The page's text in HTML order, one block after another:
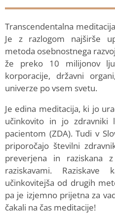
Transcendentalna
Je z razlogom najširše
metoda osebnostnega
že preko 10 milijonov
korporacije, državni
univerze po vsem svetu.
Je edina meditacija, ki jo
učinkovito in jo zdravniki
pacientom (ZDA). Tudi v
priporočajo številni
preverjena in raziskana
raziskavami.
učinkovitejša od drugih
pa je izjemno prijetna za
čakali na čas meditacije!